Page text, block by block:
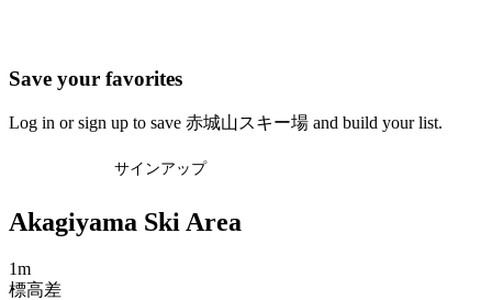
Save your favorites
Log in or sign up to save 赤城山スキー場 and build your list.
サインアップ
Akagiyama Ski Area
1m
標高差